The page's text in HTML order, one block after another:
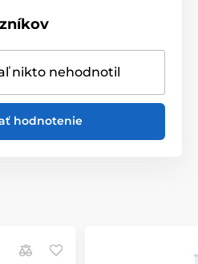
nikto nehodnotil
hodnotenie